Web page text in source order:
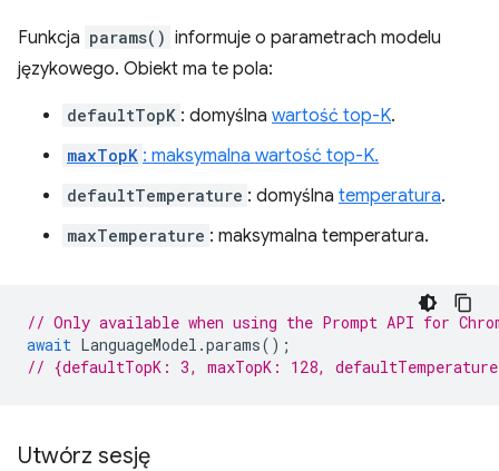
Funkcja params() informuje o parametrach modelu
językowego. Obiekt ma te pola:
defaultTopK : domyślna wartość top-K.
maxTopK : maksymalna wartość top-K.
defaultTemperature : domyślna temperatura.
maxTemperature : maksymalna temperatura.
// Only available when using the Prompt API for
await LanguageModel .params();
// {defaultTopK: 3, maxTopK: 128,
Utwórz sesję